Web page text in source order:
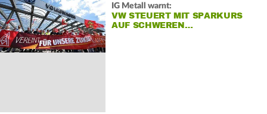
IG Metall warnt:
VW STEUERT MIT SPARKURS
AUF SCHWEREN…